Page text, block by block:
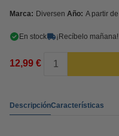
Marca: Diversen Año: A partir
En stock ¡Recíbelo mañana!
12,99 €
DescripciónCaracterísticas